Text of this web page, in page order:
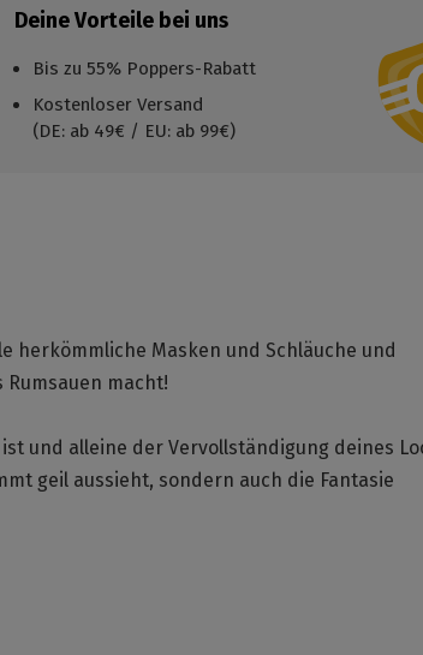
Deine Vorteile bei uns
Bis zu 55% Poppers-Rabatt
Kostenloser Versand
(DE: ab 49€ / EU: ab 99€)
herkömmliche Masken und Schläuche und
macht!
und alleine der Vervollständigung deines
geil aussieht, sondern auch die Fantasie